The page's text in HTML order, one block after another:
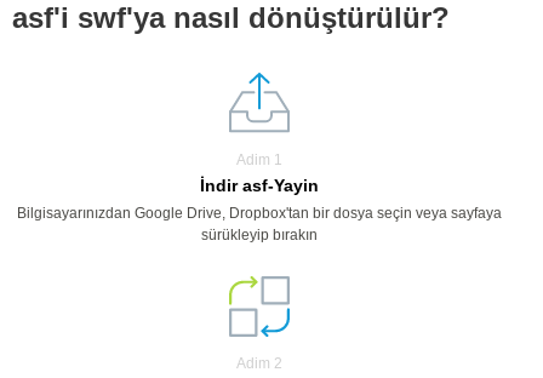
asf'i swf'ya nasıl dönüştürülür?
Adim 1
İndir asf-Yayin
Bilgisayarınızdan Google Drive, Dropbox'tan bir dosya seçin veya sayfaya
sürükleyip bırakın
Adim 2